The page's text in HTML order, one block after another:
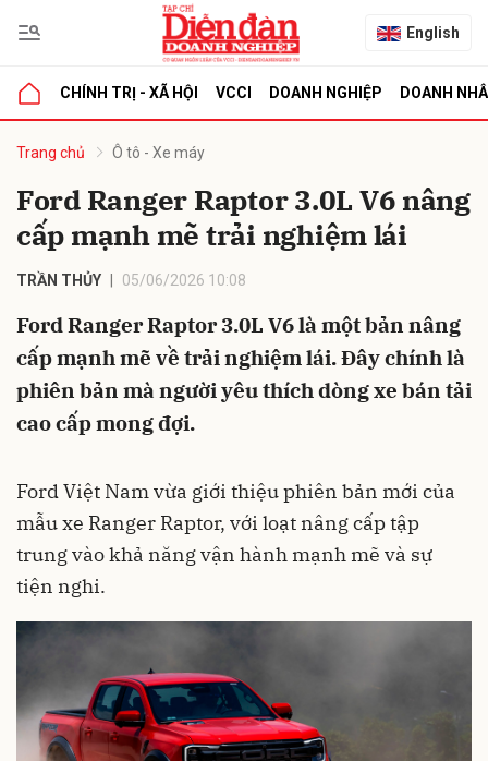
English
CHÍNH TRỊ - XÃ HỘI VCCI DOANH NGHIỆP DOANH
Trang chủ Ô tô - Xe máy
Ford Ranger Raptor 3.0L V6 nâng
cấp mạnh mẽ trải nghiệm lái
TRẦN THỦY 05/06/2026 10:08
Ford Ranger Raptor 3.0L V6 là một bản nâng
cấp mạnh mẽ về trải nghiệm lái. Đây chính là
phiên bản mà người yêu thích dòng xe bán tải
cao cấp mong đợi.
Ford Việt Nam vừa giới thiệu phiên bản mới của
mẫu xe Ranger Raptor, với loạt nâng cấp tập
trung vào khả năng vận hành mạnh mẽ và sự
tiện nghi.
luận
Hủy